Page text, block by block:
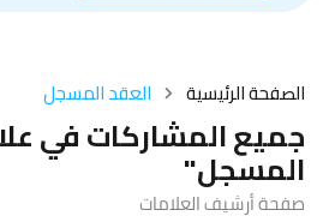
الصفحة الرئيسية العقد المسجل
جميع المشاركات في
المسجل"
صفحة أرشيف العلامات